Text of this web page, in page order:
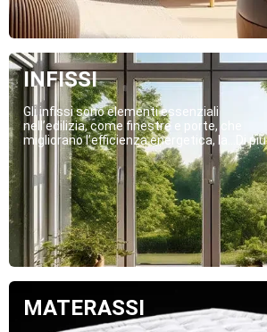
INFISSI
Gli infissi sono elementi essenziali
nell’edilizia, come finestre e porte, che
migliorano l’efficienza energetica, la...Di più
MATERASSI